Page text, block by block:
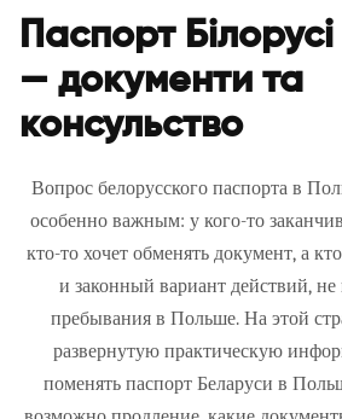
Паспорт
— документи та
консульство
Вопрос белорусского паспорта в
особенно важным: у кого-то
кто-то хочет обменять документ, а
и законный вариант действий,
пребывания в Польше. На этой
развернутую практическую
поменять паспорт Беларуси в